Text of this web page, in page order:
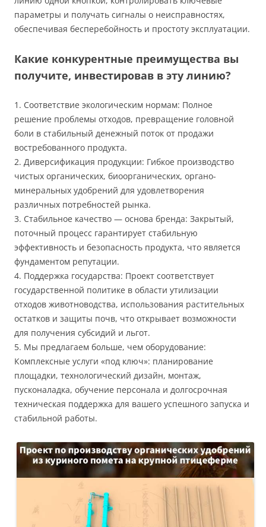
параметры и получать сигналы о неисправностях,
обеспечивая бесперебойность и простоту эксплуатации.
Какие конкурентные преимущества вы
получите, инвестировав в эту линию?
1. Соответствие экологическим нормам: Полное
решение проблемы отходов, превращение головной
боли в стабильный денежный поток от продажи
востребованного продукта.
2. Диверсификация продукции: Гибкое производство
чистых органических, биоорганических, органо-
минеральных удобрений для удовлетворения
различных потребностей рынка.
3. Стабильное качество — основа бренда: Закрытый,
поточный процесс гарантирует стабильную
эффективность и безопасность продукта, что является
фундаментом репутации.
4. Поддержка государства: Проект соответствует
государственной политике в области утилизации
отходов животноводства, использования растительных
остатков и защиты почв, что открывает возможности
для получения субсидий и льгот.
5. Мы предлагаем больше, чем оборудование:
Комплексные услуги «под ключ»: планирование
площадки, технологический дизайн, монтаж,
пусконаладка, обучение персонала и долгосрочная
техническая поддержка для вашего успешного запуска и
стабильной работы.